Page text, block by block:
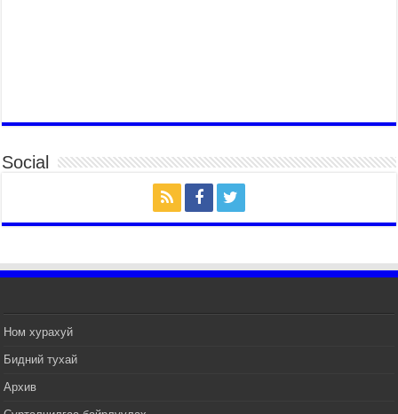
ТӨРИЙН ДАЛБААНЫ ӨДӨРТ ЗОРИУЛСАН
2026 оны 7 сар 14 / 17 цаг 47 минут
Өв соёлоо тээж яваа уяачдын галаар УИХ-ын
дарга С.Бямбацогт зочлон баяр хүргэв
2026 оны 7 сар 14 / 17 цаг 40 минут
наадмын нээлтэд оролцон, сурын талбай,
шагайн асарт зочиллоо
Монгол Улсын Их Хурлын дарга С.Бямбацогт
баяр наадмын мэндчилгээ дэвшүүлэв
2026 оны 7 сар 14 / 17 цаг 09 минут
УИХ-ын дарга С.Бямбацогт БНХАУ-аас Монгол
Social
Ном хурахуй
Бидний тухай
Архив